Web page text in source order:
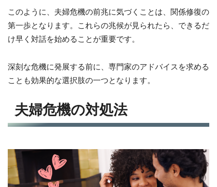
このように、夫婦危機の前兆に気づくことは、関係修復の
第一歩となります。これらの兆候が見られたら、できるだ
け早く対話を始めることが重要です。
深刻な危機に発展する前に、専門家のアドバイスを求める
ことも効果的な選択肢の一つとなります。
夫婦危機の対処法